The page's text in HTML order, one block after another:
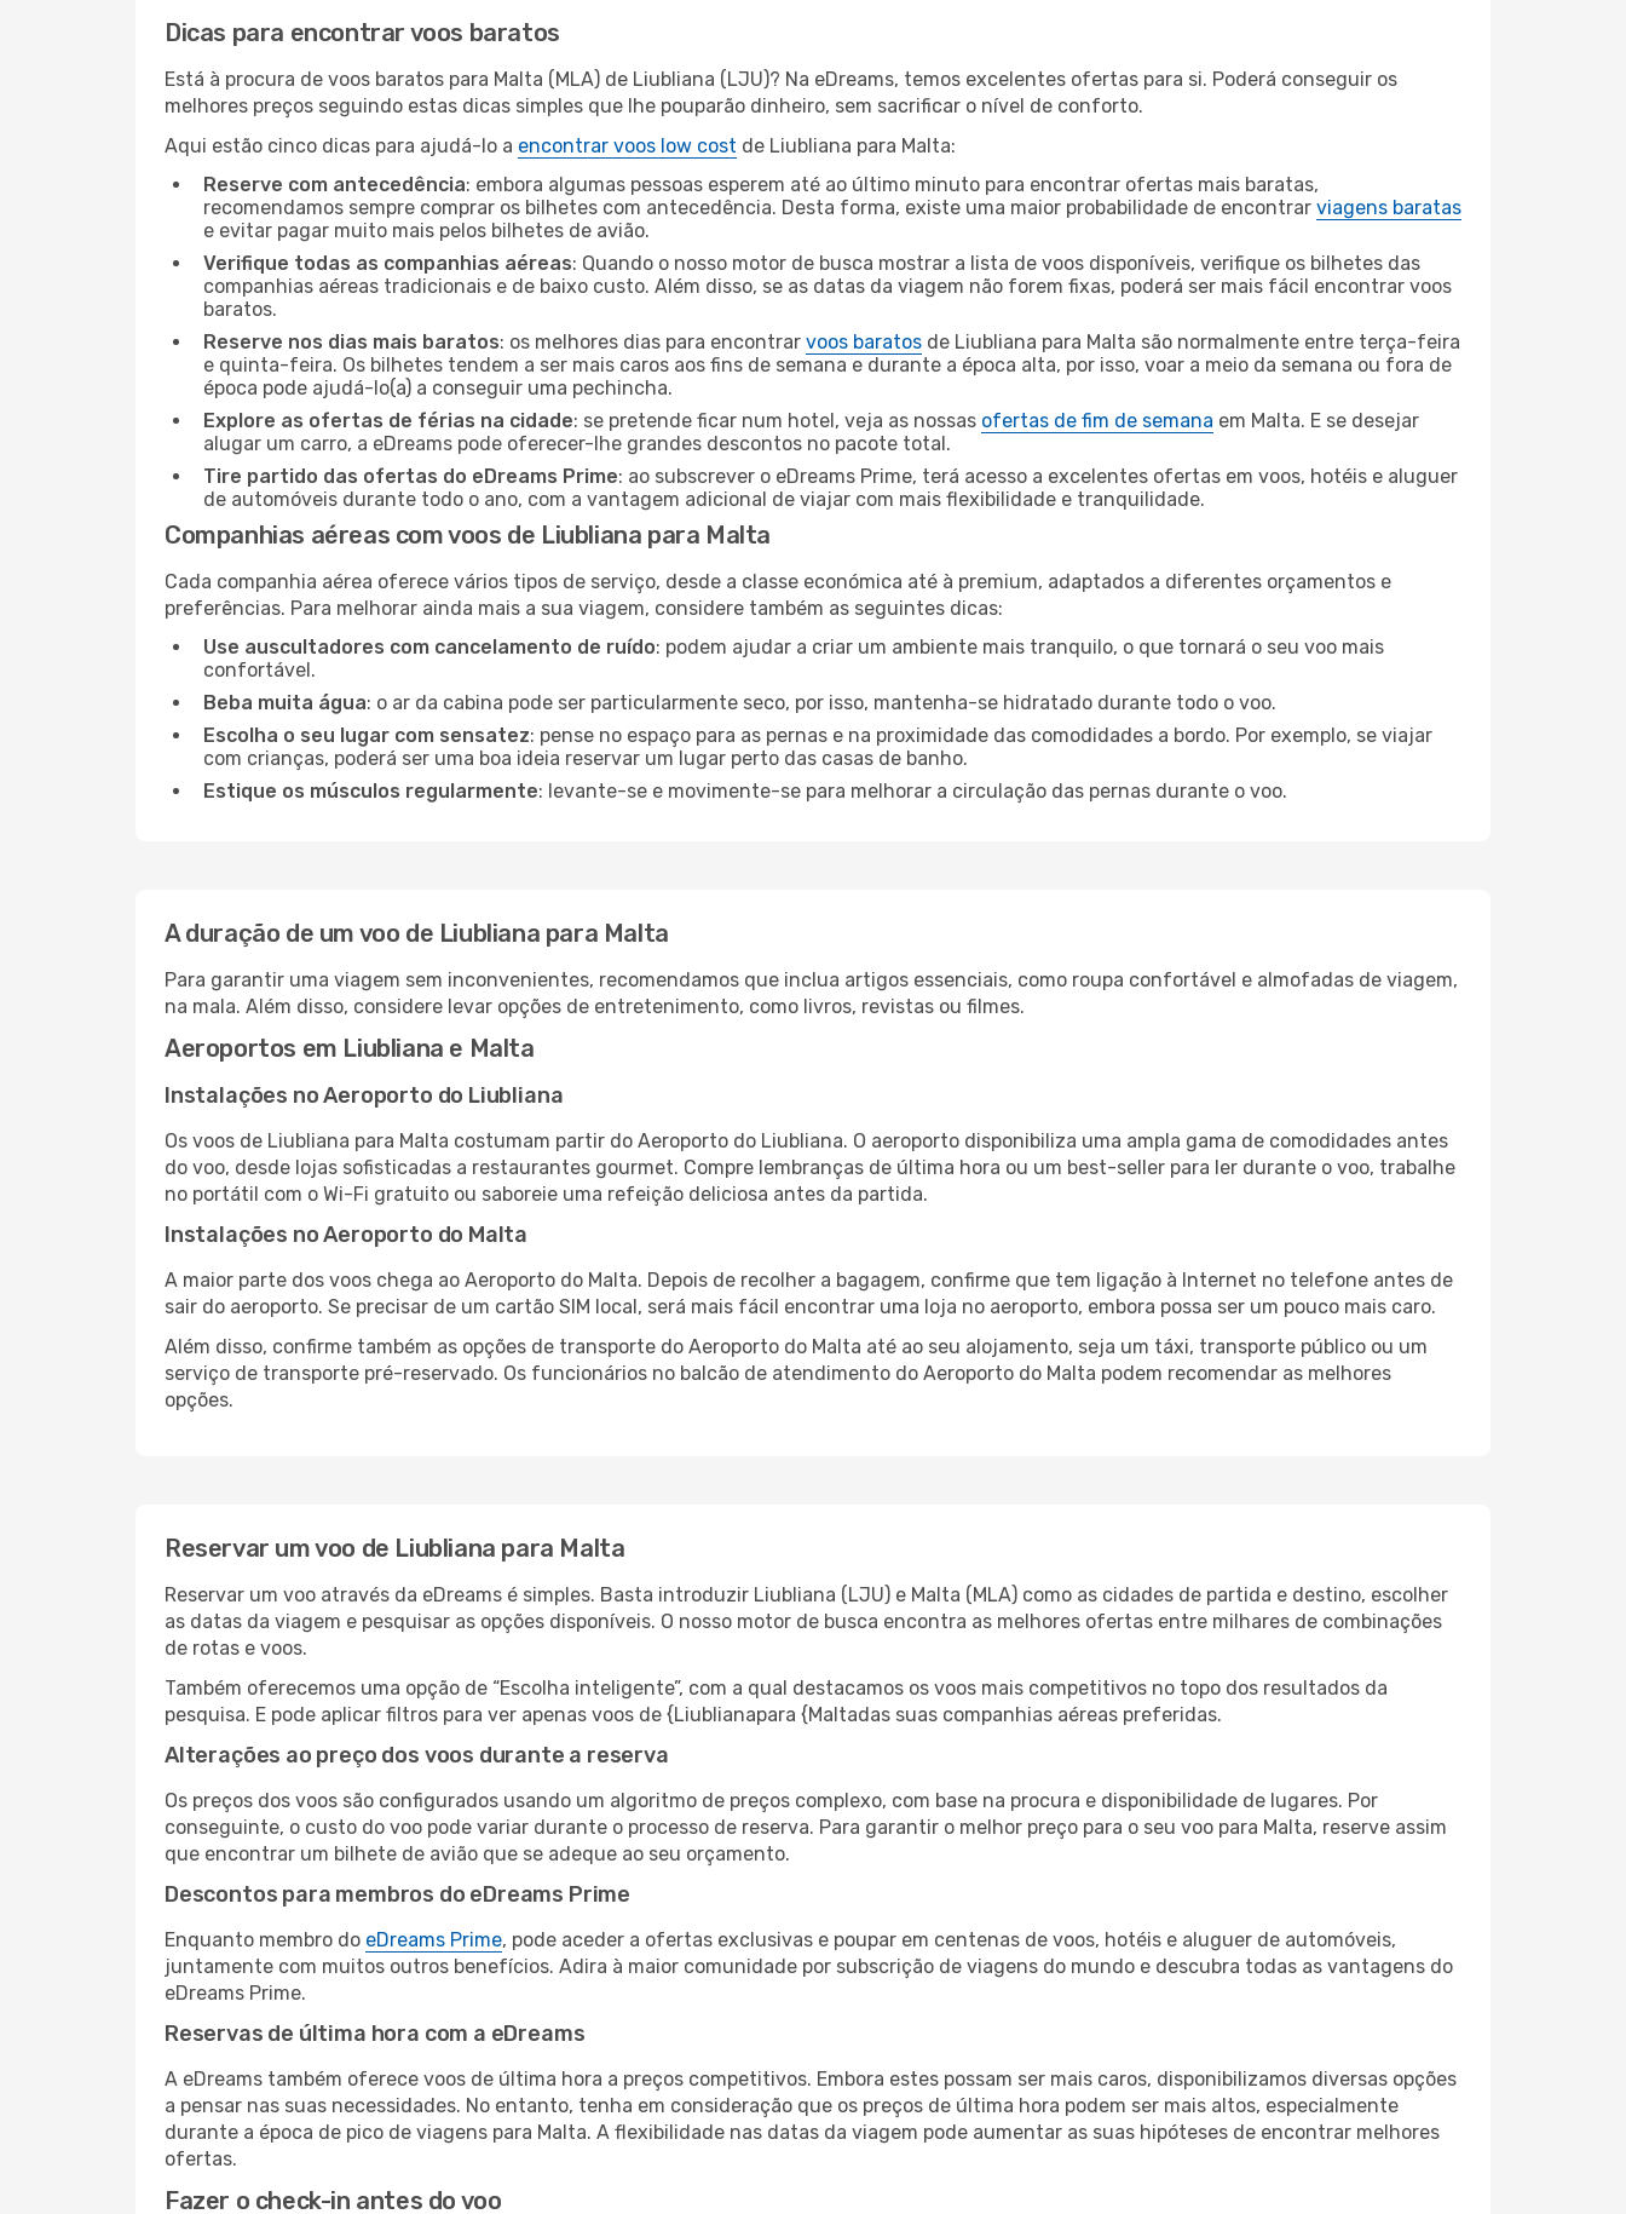
Dicas para encontrar voos baratos
Está à procura de voos baratos para Malta (MLA) de Liubliana (LJU)? Na eDreams, temos excelentes ofertas para si. Poderá conseguir os
melhores preços seguindo estas dicas simples que lhe pouparão dinheiro, sem sacrificar o nível de conforto.
Aqui estão cinco dicas para ajudá-lo a encontrar voos low cost de Liubliana para Malta:
Reserve com antecedência: embora algumas pessoas esperem até ao último minuto para encontrar ofertas mais baratas,
recomendamos sempre comprar os bilhetes com antecedência. Desta forma, existe uma maior probabilidade de encontrar viagens baratas
e evitar pagar muito mais pelos bilhetes de avião.
Verifique todas as companhias aéreas: Quando o nosso motor de busca mostrar a lista de voos disponíveis, verifique os bilhetes das
companhias aéreas tradicionais e de baixo custo. Além disso, se as datas da viagem não forem fixas, poderá ser mais fácil encontrar voos
baratos.
Reserve nos dias mais baratos: os melhores dias para encontrar voos baratos de Liubliana para Malta são normalmente entre terça-feira
e quinta-feira. Os bilhetes tendem a ser mais caros aos fins de semana e durante a época alta, por isso, voar a meio da semana ou fora de
época pode ajudá-lo(a) a conseguir uma pechincha.
Explore as ofertas de férias na cidade: se pretende ficar num hotel, veja as nossas ofertas de fim de semana em Malta. E se desejar
alugar um carro, a eDreams pode oferecer-lhe grandes descontos no pacote total.
Tire partido das ofertas do eDreams Prime: ao subscrever o eDreams Prime, terá acesso a excelentes ofertas em voos, hotéis e aluguer
de automóveis durante todo o ano, com a vantagem adicional de viajar com mais flexibilidade e tranquilidade.
Companhias aéreas com voos de Liubliana para Malta
Cada companhia aérea oferece vários tipos de serviço, desde a classe económica até à premium, adaptados a diferentes orçamentos e
preferências. Para melhorar ainda mais a sua viagem, considere também as seguintes dicas:
Use auscultadores com cancelamento de ruído: podem ajudar a criar um ambiente mais tranquilo, o que tornará o seu voo mais
confortável.
Beba muita água: o ar da cabina pode ser particularmente seco, por isso, mantenha-se hidratado durante todo o voo.
Escolha o seu lugar com sensatez: pense no espaço para as pernas e na proximidade das comodidades a bordo. Por exemplo, se viajar
com crianças, poderá ser uma boa ideia reservar um lugar perto das casas de banho.
Estique os músculos regularmente: levante-se e movimente-se para melhorar a circulação das pernas durante o voo.
A duração de um voo de Liubliana para Malta
Para garantir uma viagem sem inconvenientes, recomendamos que inclua artigos essenciais, como roupa confortável e almofadas de viagem,
na mala. Além disso, considere levar opções de entretenimento, como livros, revistas ou filmes.
Aeroportos em Liubliana e Malta
Instalações no Aeroporto do Liubliana
Os voos de Liubliana para Malta costumam partir do Aeroporto do Liubliana. O aeroporto disponibiliza uma ampla gama de comodidades antes
do voo, desde lojas sofisticadas a restaurantes gourmet. Compre lembranças de última hora ou um best-seller para ler durante o voo, trabalhe
no portátil com o Wi-Fi gratuito ou saboreie uma refeição deliciosa antes da partida.
Instalações no Aeroporto do Malta
A maior parte dos voos chega ao Aeroporto do Malta. Depois de recolher a bagagem, confirme que tem ligação à Internet no telefone antes de
sair do aeroporto. Se precisar de um cartão SIM local, será mais fácil encontrar uma loja no aeroporto, embora possa ser um pouco mais caro.
Além disso, confirme também as opções de transporte do Aeroporto do Malta até ao seu alojamento, seja um táxi, transporte público ou um
serviço de transporte pré-reservado. Os funcionários no balcão de atendimento do Aeroporto do Malta podem recomendar as melhores
opções.
Reservar um voo de Liubliana para Malta
Reservar um voo através da eDreams é simples. Basta introduzir Liubliana (LJU) e Malta (MLA) como as cidades de partida e destino, escolher
as datas da viagem e pesquisar as opções disponíveis. O nosso motor de busca encontra as melhores ofertas entre milhares de combinações
de rotas e voos.
Também oferecemos uma opção de “Escolha inteligente”, com a qual destacamos os voos mais competitivos no topo dos resultados da
pesquisa. E pode aplicar filtros para ver apenas voos de {Liublianapara {Maltadas suas companhias aéreas preferidas.
Alterações ao preço dos voos durante a reserva
Os preços dos voos são configurados usando um algoritmo de preços complexo, com base na procura e disponibilidade de lugares. Por
conseguinte, o custo do voo pode variar durante o processo de reserva. Para garantir o melhor preço para o seu voo para Malta, reserve assim
que encontrar um bilhete de avião que se adeque ao seu orçamento.
Descontos para membros do eDreams Prime
Enquanto membro do eDreams Prime, pode aceder a ofertas exclusivas e poupar em centenas de voos, hotéis e aluguer de automóveis,
juntamente com muitos outros benefícios. Adira à maior comunidade por subscrição de viagens do mundo e descubra todas as vantagens do
eDreams Prime.
Reservas de última hora com a eDreams
A eDreams também oferece voos de última hora a preços competitivos. Embora estes possam ser mais caros, disponibilizamos diversas opções
a pensar nas suas necessidades. No entanto, tenha em consideração que os preços de última hora podem ser mais altos, especialmente
durante a época de pico de viagens para Malta. A flexibilidade nas datas da viagem pode aumentar as suas hipóteses de encontrar melhores
ofertas.
Fazer o check-in antes do voo